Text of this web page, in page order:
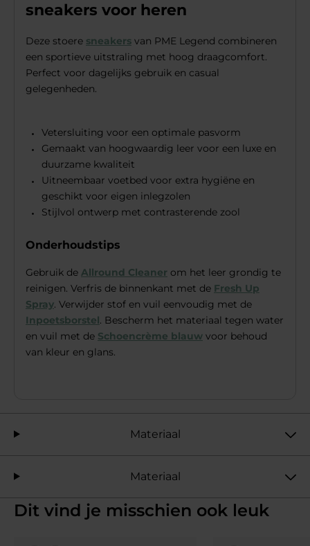
sneakers voor heren
Deze stoere sneakers van PME Legend combineren
een sportieve uitstraling met hoog draagcomfort.
Perfect voor dagelijks gebruik en casual
gelegenheden.
Vetersluiting voor een optimale pasvorm
Gemaakt van hoogwaardig leer voor een luxe en
duurzame kwaliteit
Uitneembaar voetbed voor extra hygiëne en
geschikt voor eigen inlegzolen
Stijlvol ontwerp met contrasterende zool
Onderhoudstips
Gebruik de Allround Cleaner om het leer grondig te
reinigen. Verfris de binnenkant met de Fresh Up
Spray. Verwijder stof en vuil eenvoudig met de
Inpoetsborstel. Bescherm het materiaal tegen water
en vuil met de Schoencrème blauw voor behoud
van kleur en glans.
Materiaal
Materiaal
Dit vind je misschien ook leuk